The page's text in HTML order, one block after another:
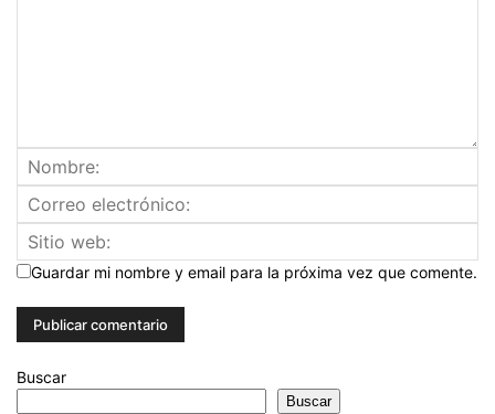
Guardar mi nombre y email para la próxima vez que comente.
Buscar
Buscar